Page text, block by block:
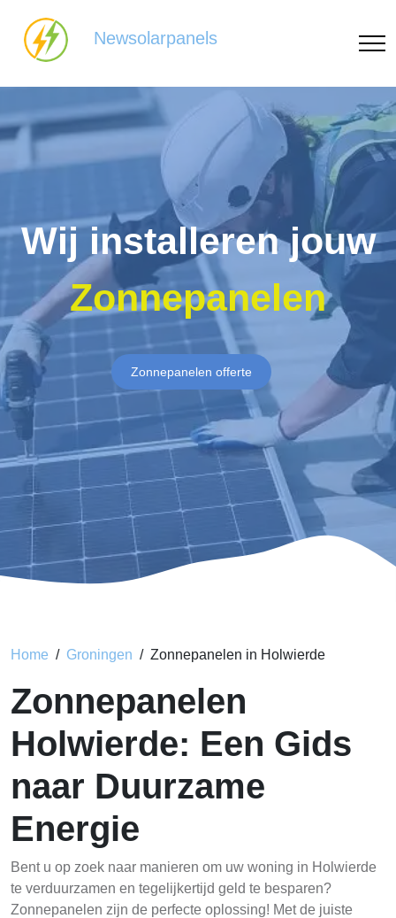
Newsolarpanels
Wij installeren jouw
Zonnepanelen
Zonnepanelen offerte
Home Groningen Zonnepanelen in Holwierde
Zonnepanelen
Holwierde: Een Gids
naar Duurzame
Energie
Bent u op zoek naar manieren om uw woning in Holwierde
te verduurzamen en tegelijkertijd geld te besparen?
Zonnepanelen zijn de perfecte oplossing! Met de juiste